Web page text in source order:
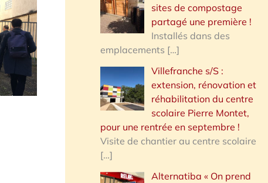
sites de compostage
partagé une première !
Installés dans des
emplacements […]
Villefranche s/S :
extension, rénovation et
réhabilitation du centre
scolaire Pierre Montet,
pour une rentrée en septembre !
Visite de chantier au centre scolaire
[…]
Alternatiba « On prend